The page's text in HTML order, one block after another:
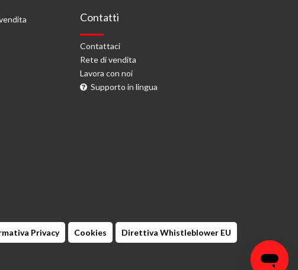
Contatti
Contattaci
Rete di vendita
Lavora con noi
Supporto in lingua
Privacy Cookies Direttiva Whistleblower EU